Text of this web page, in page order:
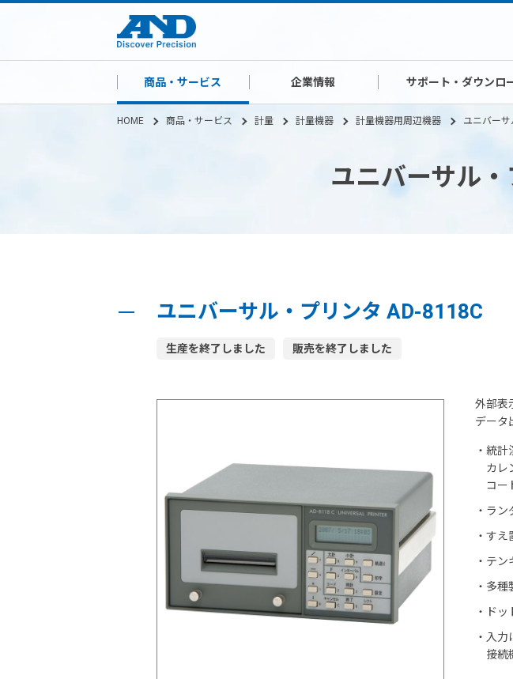
商品・サービス 企業情報 サポート・ダウンロ
HOME 商品・サービス 計量 計量機器 計量機器用周辺機器 ユニバー
ユニバーサル
ユニバーサル・プリンタ AD-8118C
生産を終了しました 販売を終了しました
外部表
データ
・ 統計
カレ
コー
・ ラン
・ すえ
・ テン
・ 多種
・
ド
・ 入力
接続